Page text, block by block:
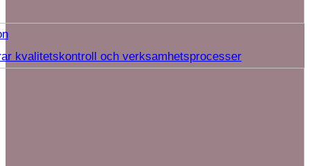
kvalitetskontroll och verksamhetsprocesser